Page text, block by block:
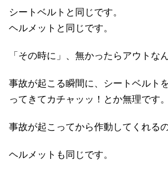
シートベルトと同じです。
ヘルメットと同じです。
「その時に」、無かったらアウト な
事故が起こる瞬間に、シートベルト
ってきてカチャッッ！とか無理です。
事故が起こってから作動してくれる
ヘルメットも同じです。